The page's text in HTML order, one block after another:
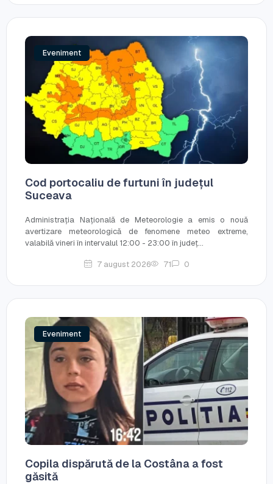
Eveniment
Cod portocaliu de furtuni în județul
Suceava
Administrația Națională de Meteorologie a emis o nouă
avertizare meteorologică de fenomene meteo extreme,
valabilă vineri în intervalul 12:00 - 23:00 în județ...
7 august 2026 71 0
Eveniment
Copila dispărută de la Costâna a fost
găsită